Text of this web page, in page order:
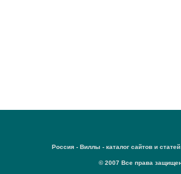
Россия - Виллы - каталог сайтов и
© 2007 Все права